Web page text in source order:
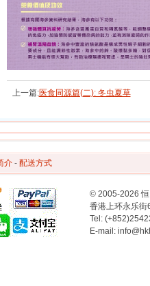
上一篇:医食同源篇(二): 冬虫夏草
介 - 配送方式
© 2005-2026 恒
香港上环永乐街
Tel:
E-mail: